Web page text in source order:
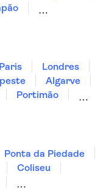
Paris
Londres
Algarve
Portimão
Ponta da Piedade
Coliseu